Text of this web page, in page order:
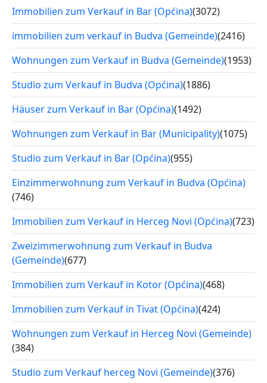
Immobilien zum Verkauf in Bar (Općina)(3072)
immobilien zum verkauf in Budva (Gemeinde)(2416)
Wohnungen zum Verkauf in Budva (Gemeinde)(1953)
Studio zum Verkauf in Budva (Općina)(1886)
Häuser zum Verkauf in Bar (Općina)(1492)
Wohnungen zum Verkauf in Bar (Municipality)(1075)
Studio zum Verkauf in Bar (Općina)(955)
Einzimmerwohnung zum Verkauf in Budva (Općina)
(746)
Immobilien zum Verkauf in Herceg Novi (Općina)(723)
Zweizimmerwohnung zum Verkauf in Budva
(Gemeinde)(677)
Immobilien zum Verkauf in Kotor (Općina)(468)
Immobilien zum Verkauf in Tivat (Općina)(424)
Wohnungen zum Verkauf in Herceg Novi (Gemeinde)
(384)
Studio zum Verkauf herceg Novi (Gemeinde)(376)